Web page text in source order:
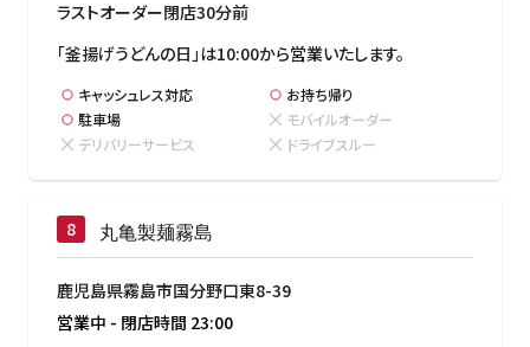
ラストオーダー閉店30分前
「釜揚げうどんの日」は10:00から営業いたします。
キャッシュレス対応
お持ち帰り
駐車場
モバイルオーダー
デリバリーサービス
ドライブスルー
丸亀製麺霧島
鹿児島県霧島市国分野口東8-39
営業中 - 閉店時間 23:00